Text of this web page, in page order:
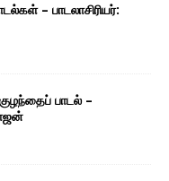
– பாடலாசிரியர்:
பாடல் –